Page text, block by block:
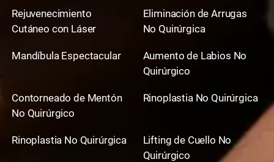
Rejuvenecimiento
Cutáneo con Láser
Eliminación de Arrugas
No Quirúrgica
Mandíbula Espectacular
Aumento de Labios No
Quirúrgico
Contorneado de Mentón
No Quirúrgico
Rinoplastia No Quirúrgica
Rinoplastia No Quirúrgica
Lifting de Cuello No
Quirúrgico